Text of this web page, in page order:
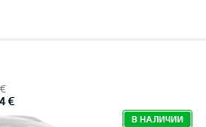
€
В НАЛИЧИИ